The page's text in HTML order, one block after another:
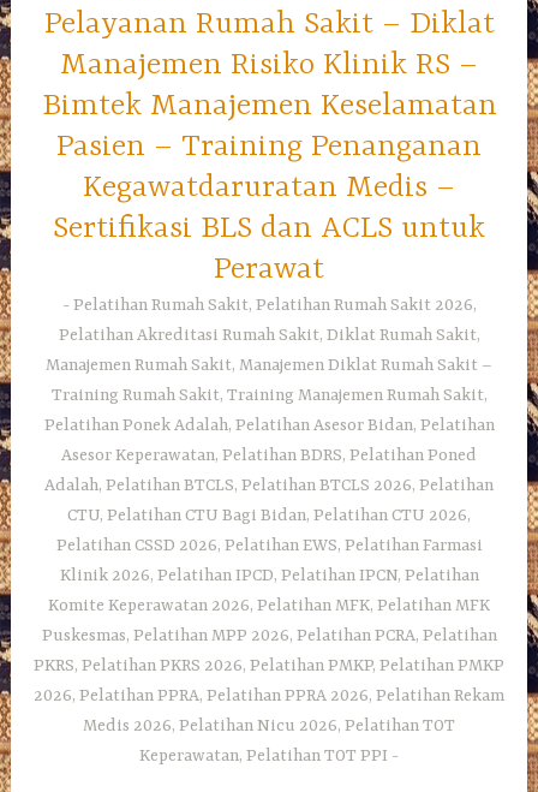
Pelayanan Rumah Sakit – Diklat
Manajemen Risiko Klinik RS –
Bimtek Manajemen Keselamatan
Pasien – Training Penanganan
Kegawatdaruratan Medis –
Sertifikasi BLS dan ACLS untuk
Perawat
Pelatihan Rumah Sakit, Pelatihan Rumah Sakit 2026,
Pelatihan Akreditasi Rumah Sakit, Diklat Rumah Sakit,
Manajemen Rumah Sakit, Manajemen Diklat Rumah Sakit –
Training Rumah Sakit, Training Manajemen Rumah Sakit,
Pelatihan Ponek Adalah, Pelatihan Asesor Bidan, Pelatihan
Asesor Keperawatan, Pelatihan BDRS, Pelatihan Poned
Adalah, Pelatihan BTCLS, Pelatihan BTCLS 2026, Pelatihan
CTU, Pelatihan CTU Bagi Bidan, Pelatihan CTU 2026,
Pelatihan CSSD 2026, Pelatihan EWS, Pelatihan Farmasi
Klinik 2026, Pelatihan IPCD, Pelatihan IPCN, Pelatihan
Komite Keperawatan 2026, Pelatihan MFK, Pelatihan MFK
Puskesmas, Pelatihan MPP 2026, Pelatihan PCRA, Pelatihan
PKRS, Pelatihan PKRS 2026, Pelatihan PMKP, Pelatihan PMKP
2026, Pelatihan PPRA, Pelatihan PPRA 2026, Pelatihan Rekam
Medis 2026, Pelatihan Nicu 2026, Pelatihan TOT
Keperawatan, Pelatihan TOT PPI